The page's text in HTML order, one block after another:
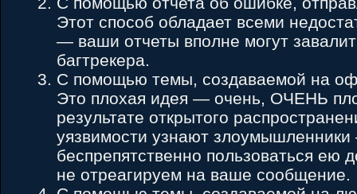
Этот способ обладает всеми
— ваши отчеты вполне могут
багтрекера.
С помощью темы, создаваемой на
Это плохая идея — очень, ОЧЕНЬ
результате открытого
уязвимости узнают
беспрепятственно пользоваться ею
не отреагируем на ваше сообщение.